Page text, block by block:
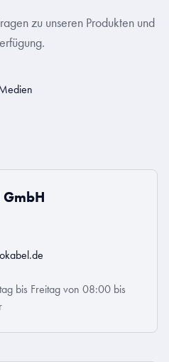
zu unseren Produkten und
bis Freitag von 08:00 bis